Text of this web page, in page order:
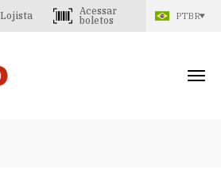
Lojista
Acessar
boletos
PTBR